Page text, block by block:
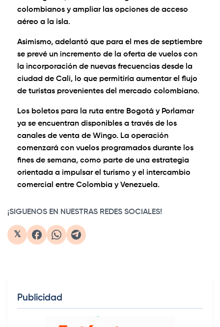
colombianos y ampliar las opciones de acceso
aéreo a la isla.
Asimismo, adelantó que para el mes de septiembre
se prevé un incremento de la oferta de vuelos con
la incorporación de nuevas frecuencias desde la
ciudad de Cali, lo que permitiría aumentar el flujo
de turistas provenientes del mercado colombiano.
Los boletos para la ruta entre Bogotá y Porlamar
ya se encuentran disponibles a través de los
canales de venta de Wingo. La operación
comenzará con vuelos programados durante los
fines de semana, como parte de una estrategia
orientada a impulsar el turismo y el intercambio
comercial entre Colombia y Venezuela.
¡SIGUENOS EN NUESTRAS REDES SOCIALES!
𝕏
Publicidad